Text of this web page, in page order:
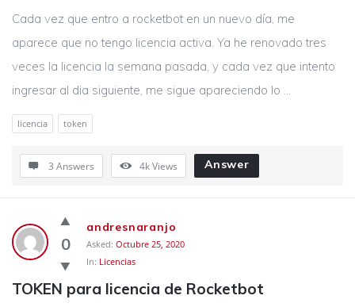
Cada vez que entro a rocketbot en un nuevo día, me
aparece que no tengo licencia activa. Ya he renovado tres
veces la licencia la semana pasada, y cada vez que intento
ingresar al dia siguiente, me sigue apareciendo lo ...
licencia token
3 Answers 4kViews Answer
0
andresnaranjo
Asked: Octubre 25, 2020
In: Licencias
TOKEN para licencia de Rocketbot